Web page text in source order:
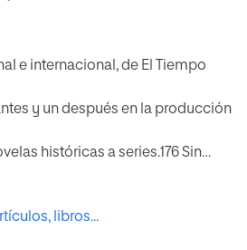
e internacional, de El Tiempo
y un después en la producción
históricas a series.176 Sin
cuando se empezaron a
de pocos capítulos y
libros...